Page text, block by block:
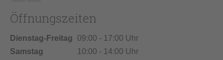
Öffnungszeiten
Dienstag-Freitag
09:00 - 17:00 Uhr
Samstag
10:00 - 14:00 Uhr